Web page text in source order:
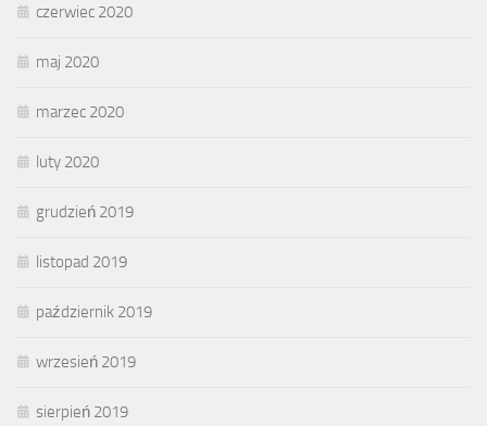
czerwiec 2020
maj 2020
marzec 2020
luty 2020
grudzień 2019
listopad 2019
październik 2019
wrzesień 2019
sierpień 2019